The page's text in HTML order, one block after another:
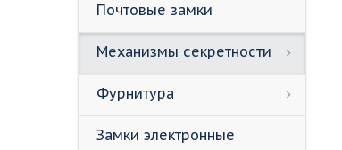
Почтовые замки
Механизмы секретности
Фурнитура
Замки электронные